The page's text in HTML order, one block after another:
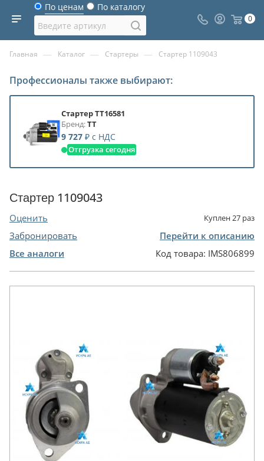
По ценам По каталогу
0
Главная — Каталог — Стартеры — Стартер 1109043
Профессионалы также выбирают:
Стартер TT16581
Бренд:TT
9 727 ₽ с НДС
Отгрузка сегодня
Стартер 1109043
Оценить Куплен27 раз
Забронировать
Перейти к описанию
Все аналоги
Код товара: IMS806899